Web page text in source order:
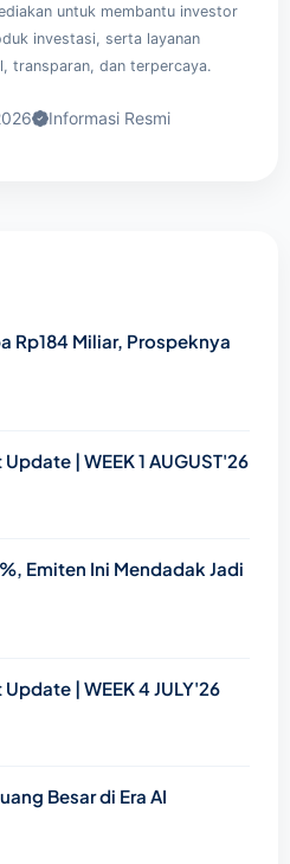
untuk membantu investor
investasi, serta layanan
transparan, dan terpercaya.
Informasi Resmi
Rp184 Miliar, Prospeknya
| WEEK 1 AUGUST'26
Emiten Ini Mendadak Jadi
| WEEK 4 JULY'26
Besar di Era AI